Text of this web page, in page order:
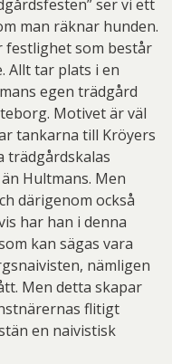
ser vi ett
man räknar hunden.
festlighet som består
Allt tar plats i en
egen trädgård
Motivet är väl
tankarna till Kröyers
trädgårdskalas
Hultmans. Men
därigenom också
har han i denna
kan sägas vara
nämligen
Men detta skapar
flitigt
en naivistisk